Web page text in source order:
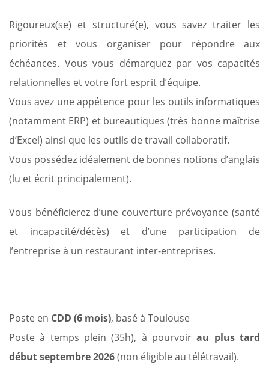
Rigoureux(se) et structuré(e), vous savez traiter les
priorités et vous organiser pour répondre aux
échéances. Vous vous démarquez par vos capacités
relationnelles et votre fort esprit d’équipe.
Vous avez une appétence pour les outils informatiques
(notamment ERP) et bureautiques (très bonne maîtrise
d’Excel) ainsi que les outils de travail collaboratif.
Vous possédez idéalement de bonnes notions d’anglais
(lu et écrit principalement).
Vous bénéficierez d’une couverture prévoyance (santé
et incapacité/décès) et d’une participation de
l’entreprise à un restaurant inter-entreprises.
Poste en CDD (6 mois), basé à Toulouse
Poste à temps plein (35h), à pourvoirau plus tard
début septembre 2026(non éligible au télétravail).